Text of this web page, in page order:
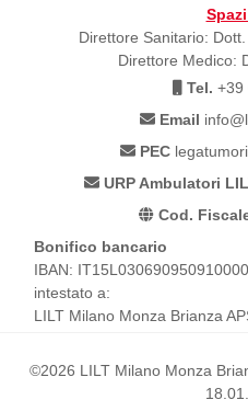
Direttore Sanitario:
Direttore Medico:
Tel. +39
Email
PEC
URP Ambulatori
Cod.
Bonifico bancario
IBAN:
intestato a:
LILT Milano Monza Brianza
©2026 LILT Milano Monza